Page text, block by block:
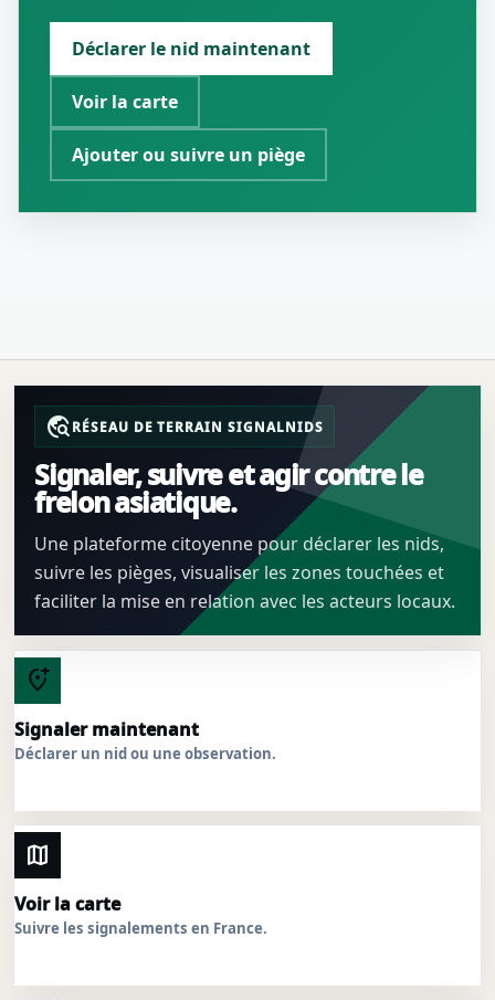
Déclarer le nid maintenant
Voir la carte
Ajouter ou suivre un piège
travel_exploreRÉSEAU DE TERRAIN SIGNALNIDS
Signaler, suivre et agir contre le
frelon asiatique.
Une plateforme citoyenne pour déclarer les nids,
suivre les pièges, visualiser les zones touchées et
faciliter la mise en relation avec les acteurs locaux.
add_location_alt
Signaler maintenant
Déclarer un nid ou une observation.
map
Voir la carte
Suivre les signalements en France.